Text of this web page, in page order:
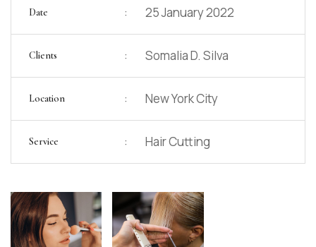
Date : 25 January 2022
Clients : Somalia D. Silva
Location : New York City
Service : Hair Cutting